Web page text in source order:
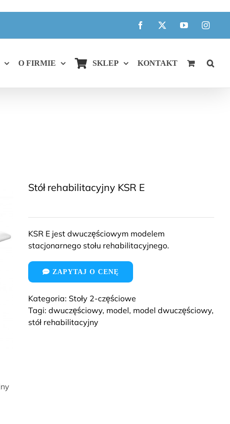
Facebook
X YouTube
O FIRMIE SKLEP KONTAKT
Stół rehabilitacyjny KSR E
KSR E jest dwuczęściowym modelem
stacjonarnego stołu rehabilitacyjnego.
ZAPYTAJ O CENĘ
Kategoria: Stoły 2-częściowe
Tagi:dwuczęściowy, model, model dwuczęściowy,
stół rehabilitacyjny